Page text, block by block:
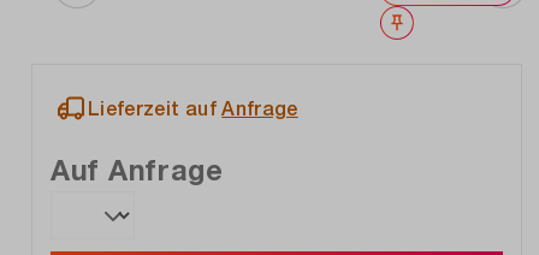
Merken
Lieferzeit aufAnfrage
Auf Anfrage